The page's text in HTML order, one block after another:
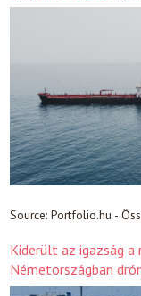
Source:Portfolio.hu -
Kiderült az igazság
Németországban